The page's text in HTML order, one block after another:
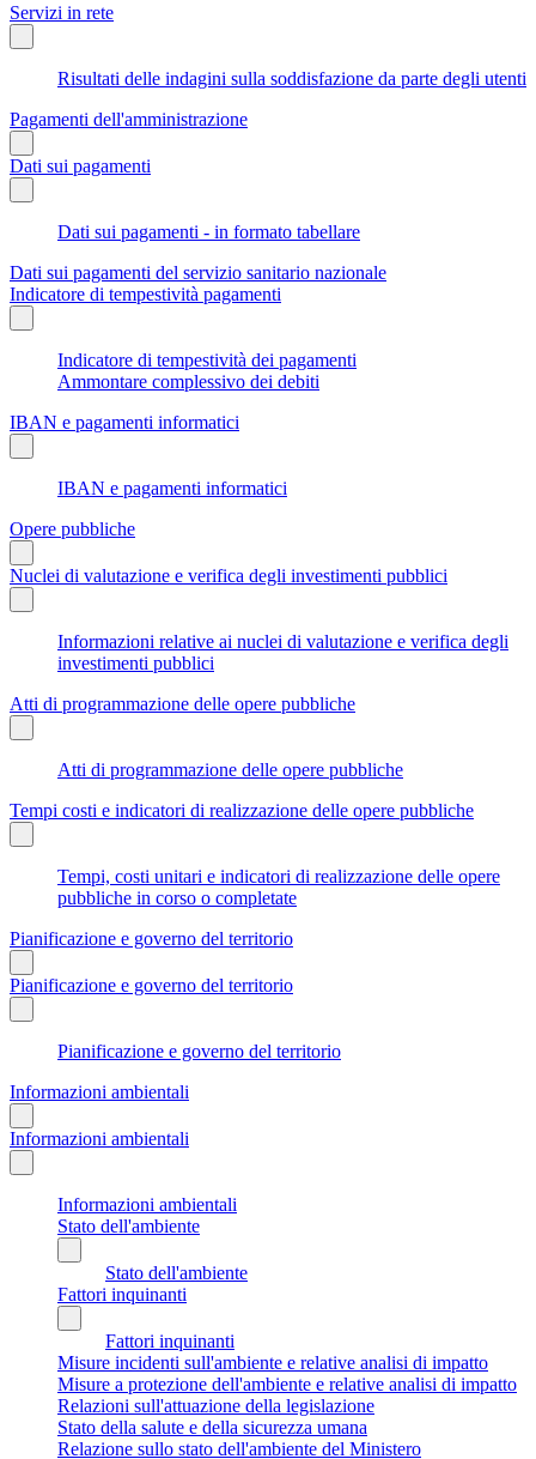
Servizi in rete
Risultati delle indagini sulla soddisfazione da parte degli utenti
Pagamenti dell'amministrazione
Dati sui pagamenti
Dati sui pagamenti - in formato tabellare
Dati sui pagamenti del servizio sanitario nazionale
Indicatore di tempestività pagamenti
Indicatore di tempestività dei pagamenti
Ammontare complessivo dei debiti
IBAN e pagamenti informatici
IBAN e pagamenti informatici
Opere pubbliche
Nuclei di valutazione e verifica degli investimenti pubblici
Informazioni relative ai nuclei di valutazione e verifica degli
investimenti pubblici
Atti di programmazione delle opere pubbliche
Atti di programmazione delle opere pubbliche
Tempi costi e indicatori di realizzazione delle opere pubbliche
Tempi, costi unitari e indicatori di realizzazione delle opere
pubbliche in corso o completate
Pianificazione e governo del territorio
Pianificazione e governo del territorio
Pianificazione e governo del territorio
Informazioni ambientali
Informazioni ambientali
Informazioni ambientali
Stato dell'ambiente
Stato dell'ambiente
Fattori inquinanti
Fattori inquinanti
Misure incidenti sull'ambiente e relative analisi di impatto
Misure a protezione dell'ambiente e relative analisi di impatto
Relazioni sull'attuazione della legislazione
Stato della salute e della sicurezza umana
Relazione sullo stato dell'ambiente del Ministero